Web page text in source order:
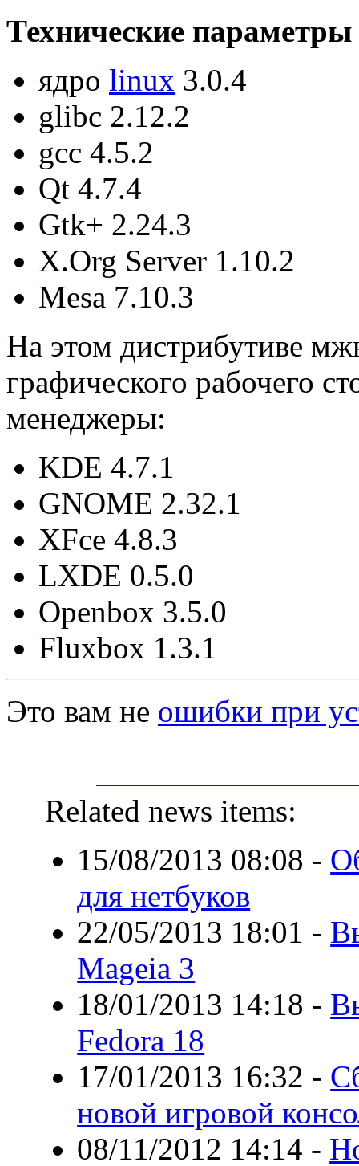
Технические параметры
ядро linux 3.0.4
glibc 2.12.2
gcc 4.5.2
Qt 4.7.4
Gtk+ 2.24.3
X.Org Server 1.10.2
Mesa 7.10.3
На этом дистрибутиве
графического рабочего
менеджеры:
KDE 4.7.1
GNOME 2.32.1
XFce 4.8.3
LXDE 0.5.0
Openbox 3.5.0
Fluxbox 1.3.1
Это вам не ошибки при
Related news items:
15/08/2013 08:08 -
для нетбуков
22/05/2013 18:01 -
Mageia 3
18/01/2013 14:18 -
Fedora 18
17/01/2013 16:32 -
новой игровой
08/11/2012 14:14 -